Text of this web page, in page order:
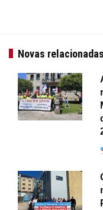
Novas relacionadas